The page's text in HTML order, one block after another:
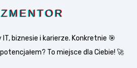
biznesie i karierze. Konkretnie 🎯
To miejsce dla Ciebie! 🚀